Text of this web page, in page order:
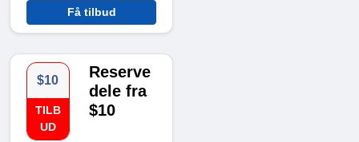
Få tilbud
$10
TILB
UD
Reserve
dele fra
$10